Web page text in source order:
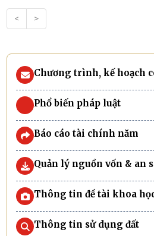
< >
Chương trình, kế hoạch
Phổ biến pháp luật
Báo cáo tài chính năm
Quản lý nguồn vốn & an
Thông tin đề tài khoa
Thông tin sử dụng đất